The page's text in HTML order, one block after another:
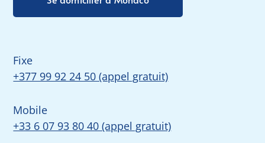
Fixe
+377 99 92 24 50 (appel gratuit)
Mobile
+33 6 07 93 80 40 (appel gratuit)